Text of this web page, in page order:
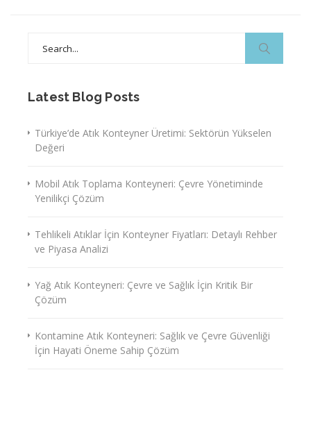
Latest Blog Posts
Türkiye’de Atık Konteyner Üretimi: Sektörün Yükselen
Değeri
Mobil Atık Toplama Konteyneri: Çevre Yönetiminde
Yenilikçi Çözüm
Tehlikeli Atıklar İçin Konteyner Fiyatları: Detaylı Rehber
ve Piyasa Analizi
Yağ Atık Konteyneri: Çevre ve Sağlık İçin Kritik Bir
Çözüm
Kontamine Atık Konteyneri: Sağlık ve Çevre Güvenliği
İçin Hayati Öneme Sahip Çözüm